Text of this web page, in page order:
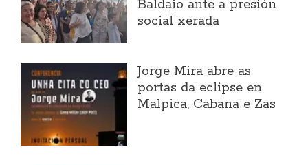
Baldaio ante a presión
social xerada
Jorge Mira abre as
portas da eclipse en
Malpica, Cabana e Zas